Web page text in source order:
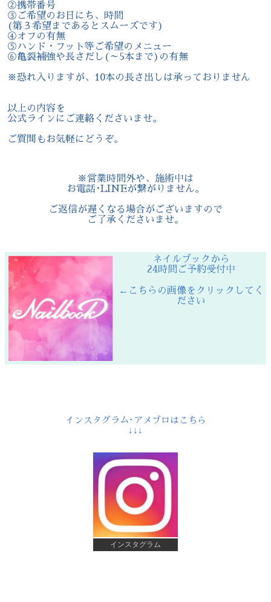
②携帯番号
③ご希望のお日にち、時間
(第３希望まであるとスムーズです)
④オフの有無
⑤ハンド・フット等ご希望のメニュー
⑥亀裂補強や長さだし(～5本まで)の有無
※恐れ入りますが、10本の長さ出しは承っておりません
以上の内容を
公式ラインにご連絡くださいませ。
ご質問もお気軽にどうぞ。
※営業時間外や、施術中は
お電話･LINEが繋がりません。
ご返信が遅くなる場合がございますので
ご了承くださいませ。
ネイルブックから
24時間ご予約受付中
←こちらの画像をクリックしてく
ださい
インスタグラム･アメブロはこちら
↓↓↓
インスタグラム